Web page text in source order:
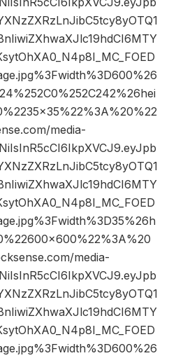
media-
media-